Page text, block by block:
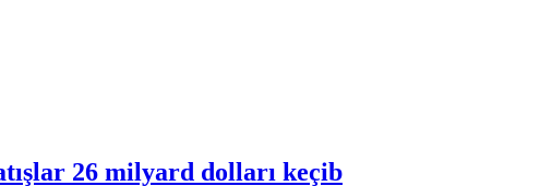
26 milyard dolları keçib